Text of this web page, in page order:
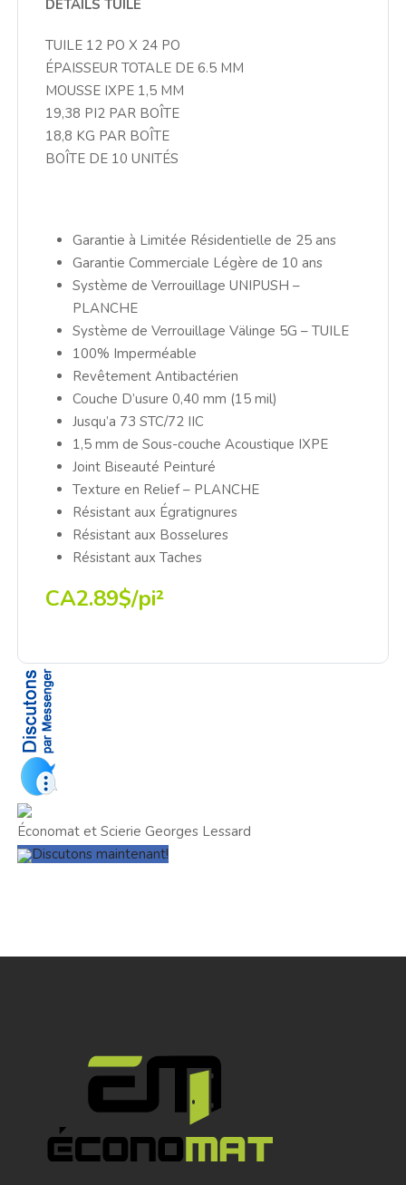
DÉTAILS TUILE
TUILE 12 PO X 24 PO
ÉPAISSEUR TOTALE DE 6.5 MM
MOUSSE IXPE 1,5 MM
19,38 PI2 PAR BOÎTE
18,8 KG PAR BOÎTE
BOÎTE DE 10 UNITÉS
Garantie à Limitée Résidentielle de 25 ans
Garantie Commerciale Légère de 10 ans
Système de Verrouillage UNIPUSH –
PLANCHE
Système de Verrouillage Välinge 5G – TUILE
100% Imperméable
Revêtement Antibactérien
Couche D’usure 0,40 mm (15 mil)
Jusqu’a 73 STC/72 IIC
1,5 mm de Sous-couche Acoustique IXPE
Joint Biseauté Peinturé
Texture en Relief – PLANCHE
Résistant aux Égratignures
Résistant aux Bosselures
Résistant aux Taches
CA2.89$/pi²
Économat et Scierie Georges Lessard
Discutons maintenant!